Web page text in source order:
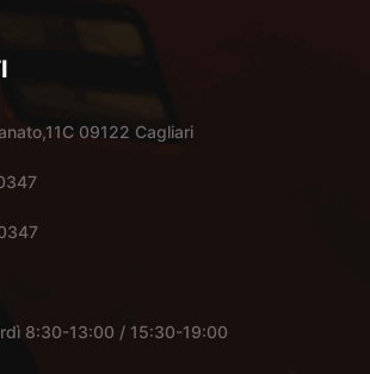
09122 Cagliari
8:30-13:00 / 15:30-19:00